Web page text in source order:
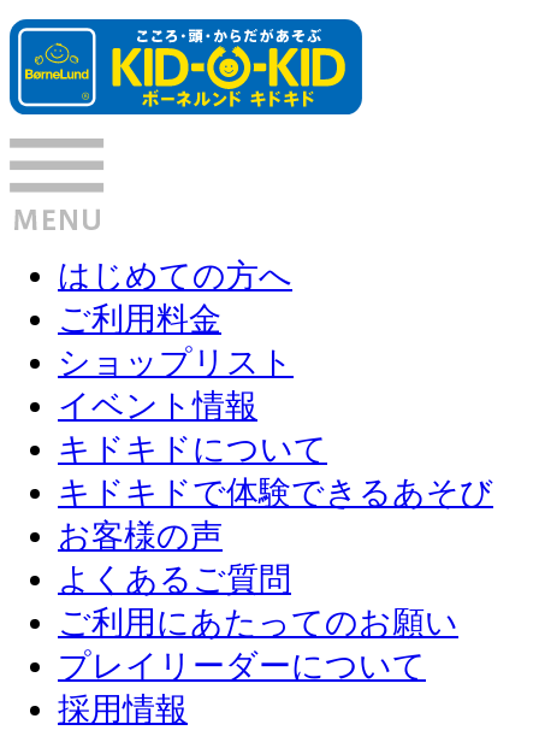
はじめての方へ
ご利用料金
ショップリスト
イベント情報
キドキドについて
キドキドで体験できるあそび
お客様の声
よくあるご質問
ご利用にあたってのお願い
プレイリーダーについて
採用情報